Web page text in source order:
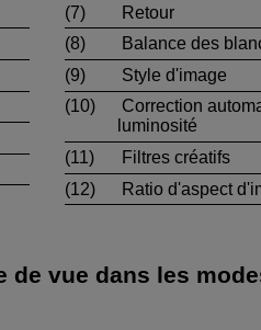
(7)
Retour
(8)
Balance des
(9)
Style d'image
(10)
Correction
luminosité
(11)
Filtres créatifs
(12)
Ratio d'aspect
vue dans les